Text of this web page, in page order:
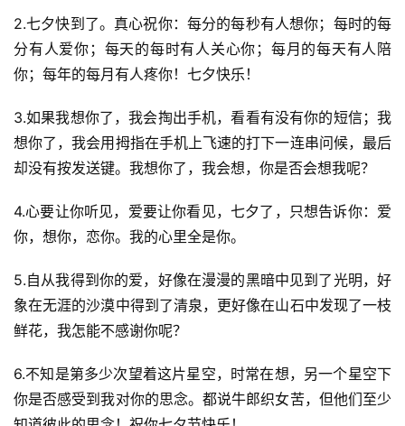
2.七夕快到了。真心祝你：每分的每秒有人想你；每时的每
分有人爱你；每天的每时有人关心你；每月的每天有人陪
你；每年的每月有人疼你！七夕快乐！
3.如果我想你了，我会掏出手机，看看有没有你的短信；我
想你了，我会用拇指在手机上飞速的打下一连串问候，最后
却没有按发送键。我想你了，我会想，你是否会想我呢？
4.心要让你听见，爱要让你看见，七夕了，只想告诉你：爱
你，想你，恋你。我的心里全是你。
5.自从我得到你的爱，好像在漫漫的黑暗中见到了光明，好
象在无涯的沙漠中得到了清泉，更好像在山石中发现了一枝
鲜花，我怎能不感谢你呢？
6.不知是第多少次望着这片星空，时常在想，另一个星空下
你是否感受到我对你的思念。都说牛郎织女苦，但他们至少